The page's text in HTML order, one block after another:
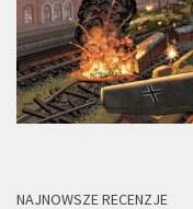
NAJNOWSZE RECENZJE